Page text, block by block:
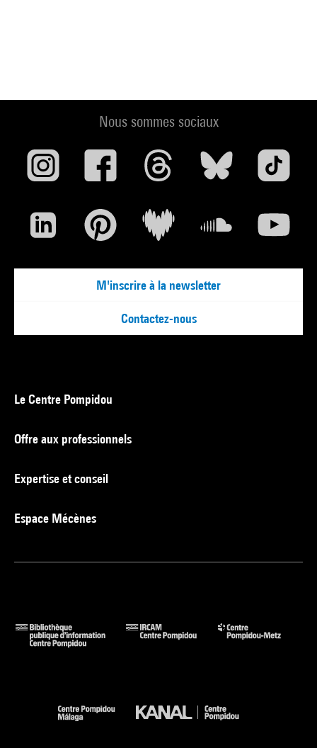
Nous sommes sociaux
M'inscrire à la newsletter
Contactez-nous
Le Centre Pompidou
Offre aux professionnels
Expertise et conseil
Espace Mécènes